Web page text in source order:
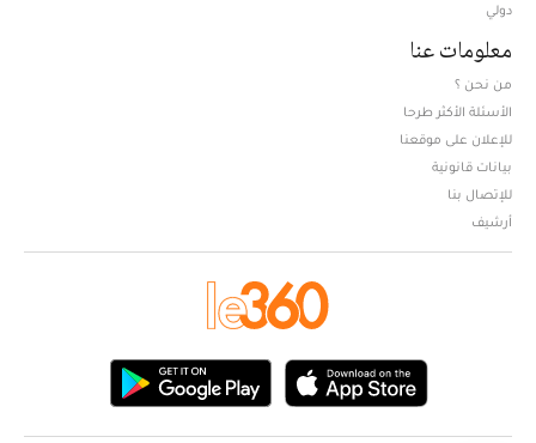
دولي
معلومات عنا
من نحن ؟
الأسئلة الأكثر طرحا
للإعلان على موقعنا
بيانات قانونية
للإتصال بنا
أرشيف